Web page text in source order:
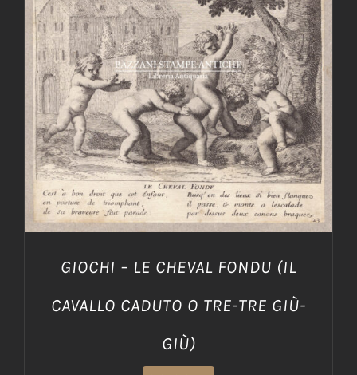
AGGIUNGI AL CARRELLO / DETTAGLI
GIOCHI – LE CHEVAL FONDU (IL
CAVALLO CADUTO O TRE-TRE GIÙ-
GIÙ)